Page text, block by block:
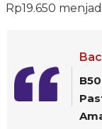
Rp19.650